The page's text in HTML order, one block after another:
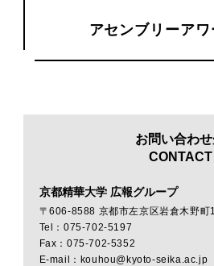
アセンブリーア
お問い合わ
CONTACT
京都精華大学 広報グループ
〒606-8588 京都市左京区岩倉木野町
Tel：075-702-5197
Fax：075-702-5352
E-mail：kouhou@kyoto-seika.ac.jp